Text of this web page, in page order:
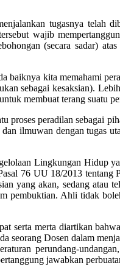
tugasnya telah
wajib
(secara sadar)
baiknya kita memahami
sebagai kesaksian).
membuat terang suatu
peradilan sebagai
ilmuwan dengan tugas
Lingkungan Hidup
76 UU 18/2013
yang akan, sedang
pembuktian. Ahli tidak
serta merta diartikan
seorang Dosen dalam
perundang-
jawabkan